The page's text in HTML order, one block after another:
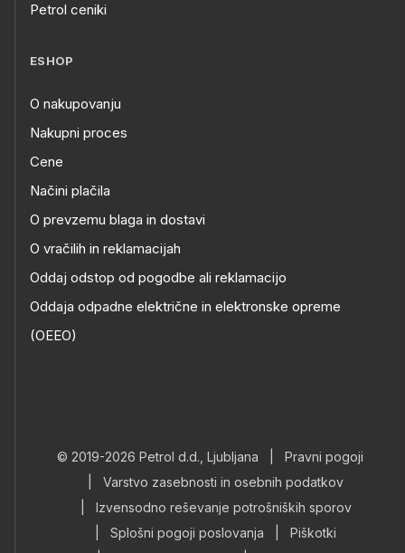
Petrol ceniki
ESHOP
O nakupovanju
Nakupni proces
Cene
Načini plačila
O prevzemu blaga in dostavi
O vračilih in reklamacijah
Oddaj odstop od pogodbe ali reklamacijo
Oddaja odpadne električne in elektronske opreme
(OEEO)
© 2019-2026 Petrol d.d., Ljubljana
Pravni pogoji
Varstvo zasebnosti in osebnih podatkov
Izvensodno reševanje potrošniških sporov
Splošni pogoji poslovanja
Piškotki